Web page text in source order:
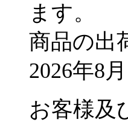
ます。
商品の出
2026年8
お客様及